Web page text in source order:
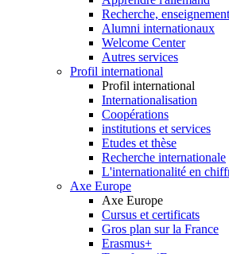
Recherche,
Alumni internationaux
Welcome Center
Autres services
Profil international
Profil international
Internationalisation
Coopérations
institutions et services
Etudes et thèse
Recherche internationale
L'internationalité en
Axe Europe
Axe Europe
Cursus et certificats
Gros plan sur la France
Erasmus+